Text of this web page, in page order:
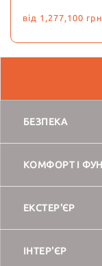
від 1,277,100 грн
БЕЗПЕКА
ABS -
Іммобілайзер
Grip Control -
КОМФОРТ І
Підігрів
ЕКСТЕР'ЄР
Малорозмірне
ІНТЕР'ЄР